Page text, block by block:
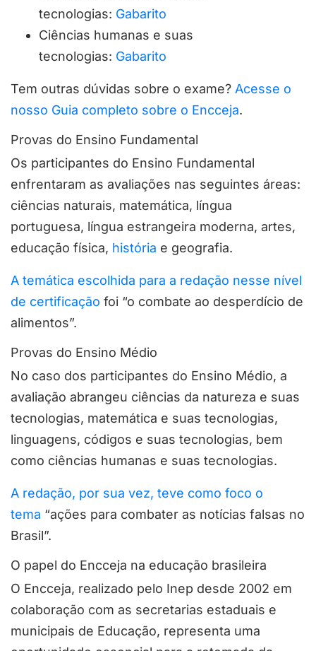
tecnologias: Gabarito
Ciências humanas e suas
tecnologias: Gabarito
Tem outras dúvidas sobre o exame? Acesse o
nosso Guia completo sobre o Encceja.
Provas do Ensino Fundamental
Os participantes do Ensino Fundamental
enfrentaram as avaliações nas seguintes áreas:
ciências naturais, matemática, língua
portuguesa, língua estrangeira moderna, artes,
educação física, história e geografia.
A temática escolhida para a redação nesse nível
de certificação foi “o combate ao desperdício de
alimentos”.
Provas do Ensino Médio
No caso dos participantes do Ensino Médio, a
avaliação abrangeu ciências da natureza e suas
tecnologias, matemática e suas tecnologias,
linguagens, códigos e suas tecnologias, bem
como ciências humanas e suas tecnologias.
A redação, por sua vez, teve como foco o
tema “ações para combater as notícias falsas no
Brasil”.
O papel do Encceja na educação brasileira
O Encceja, realizado pelo Inep desde 2002 em
colaboração com as secretarias estaduais e
municipais de Educação, representa uma